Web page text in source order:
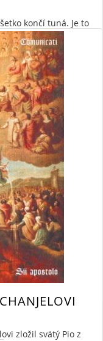
končí tuná. Je to
deti moje,
nepriateľ
anjeli
zložil svätý Pio z